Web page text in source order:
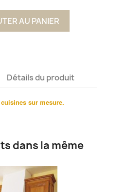
AU PANIER
Détails du produit
cuisines sur mesure.
dans la même